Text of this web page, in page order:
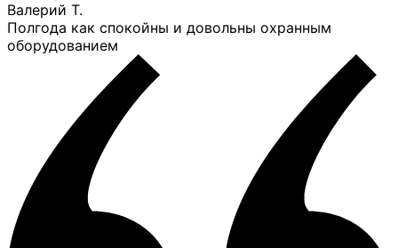
Валерий Т.
Полгода как спокойны и довольны охранным
оборудованием